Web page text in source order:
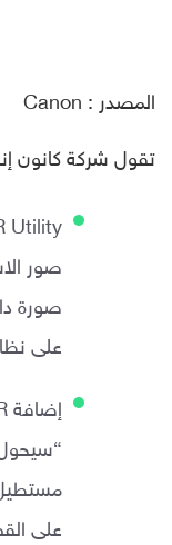
المصدر : Canon
تقول شركة كانون
صور
صورة
على
على